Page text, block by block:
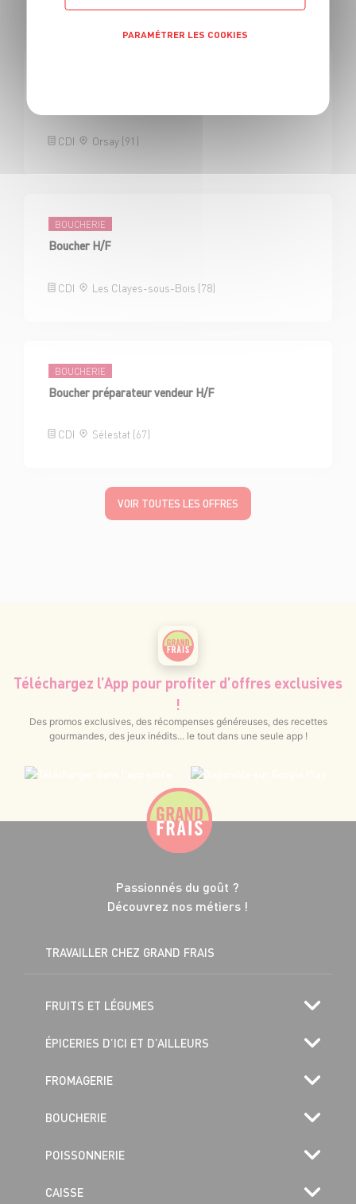
EN BOUCHER
CDI Orsay (91)
BOUCHERIE
Boucher H/F
CDI Les Clayes-sous-Bois (78)
BOUCHERIE
Boucher préparateur vendeur H/F
CDI Sélestat (67)
VOIR TOUTES LES OFFRES
Téléchargez l’App pour profiter d’offres exclusives
!
Des promos exclusives, des récompenses généreuses, des recettes
gourmandes, des jeux inédits... le tout dans une seule app !
Passionnés du goût ?
Découvrez nos métiers !
TRAVAILLER CHEZ GRAND FRAIS
FRUITS ET LÉGUMES
ÉPICERIES D’ICI ET D’AILLEURS
FROMAGERIE
BOUCHERIE
POISSONNERIE
CAISSE
PARAMÉTRER LES COOKIES